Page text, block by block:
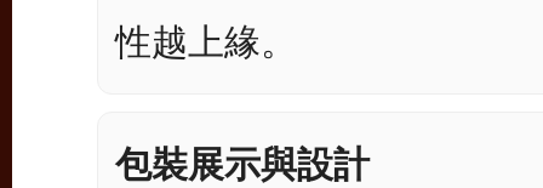
性越上緣。
包裝展示與設計